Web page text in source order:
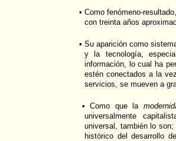
• Como fenómeno-
con treinta años
• Su aparición como
y la tecnología,
información, lo cual ha
estén conectados a la
servicios, se mueven a
• Como que la
universalmente
universal, también lo
histórico del desarrollo